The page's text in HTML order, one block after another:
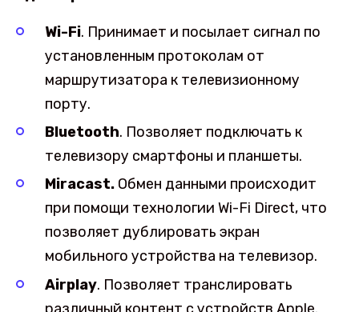
Wi-Fi. Принимает и посылает сигнал по
установленным протоколам от
маршрутизатора к телевизионному
порту.
Bluetooth. Позволяет подключать к
телевизору смартфоны и планшеты.
Miracast. Обмен данными происходит
при помощи технологии Wi-Fi Direct, что
позволяет дублировать экран
мобильного устройства на телевизор.
Airplay. Позволяет транслировать